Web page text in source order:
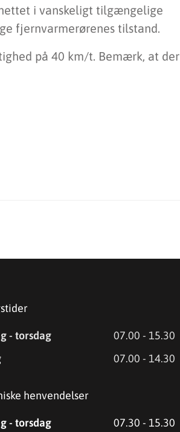
i vanskeligt tilgængelige
fjernvarmerørenes tilstand.
på 40 km/t. Bemærk, at der
- torsdag
07.00 - 15.30
07.00 - 14.30
henvendelser
- torsdag 07.30 - 15.30